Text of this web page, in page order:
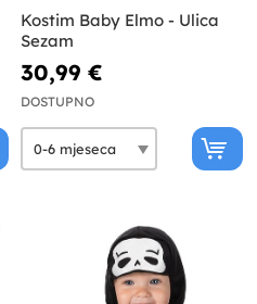
Kostim Baby Elmo - Ulica
Sezam
30,99 €
DOSTUPNO